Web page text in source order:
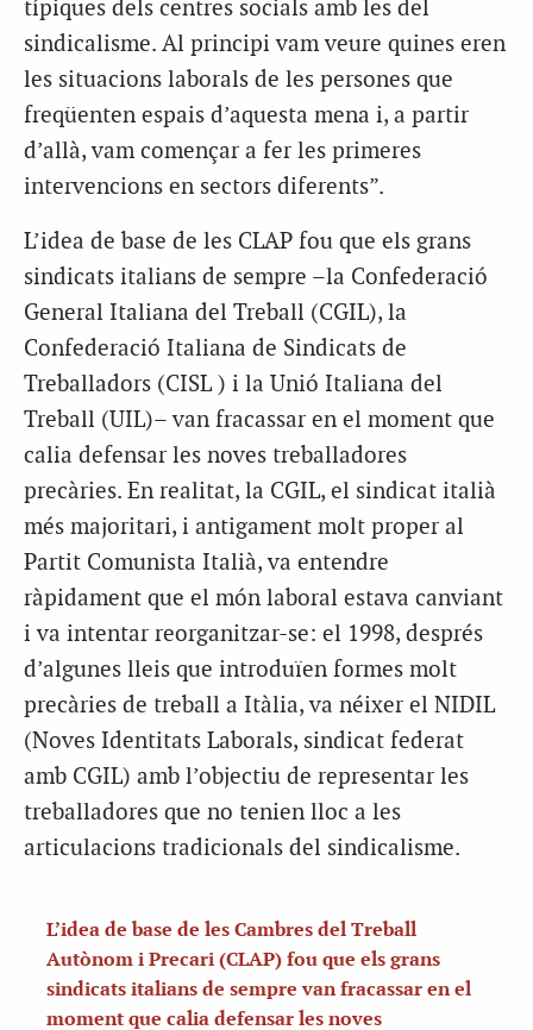
típiques dels centres socials amb les del
sindicalisme. Al principi vam veure quines eren
les situacions laborals de les persones que
freqüenten espais d’aquesta mena i, a partir
d’allà, vam començar a fer les primeres
intervencions en sectors diferents”.
L’idea de base de les CLAP fou que els grans
sindicats italians de sempre –la Confederació
General Italiana del Treball (CGIL), la
Confederació Italiana de Sindicats de
Treballadors (CISL ) i la Unió Italiana del
Treball (UIL)– van fracassar en el moment que
calia defensar les noves treballadores
precàries. En realitat, la CGIL, el sindicat italià
més majoritari, i antigament molt proper al
Partit Comunista Italià, va entendre
ràpidament que el món laboral estava canviant
i va intentar reorganitzar-se: el 1998, després
d’algunes lleis que introduïen formes molt
precàries de treball a Itàlia, va néixer el NIDIL
(Noves Identitats Laborals, sindicat federat
amb CGIL) amb l’objectiu de representar les
treballadores que no tenien lloc a les
articulacions tradicionals del sindicalisme.
L’idea de base de les Cambres del Treball
Autònom i Precari (CLAP) fou que els grans
sindicats italians de sempre van fracassar en el
moment que calia defensar les noves